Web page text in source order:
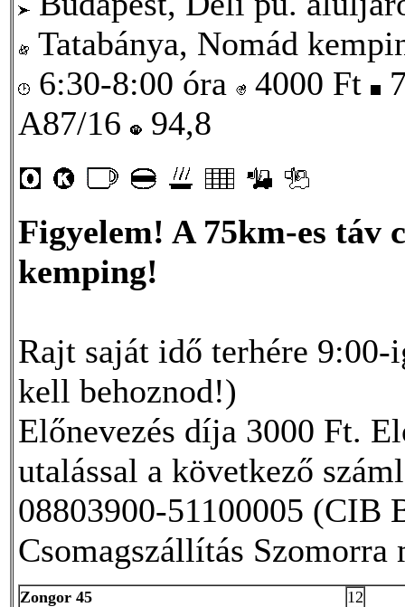
Tatabánya, Nomád
6:30-8:00 óra
4000 Ft
A87/16
94,8
Figyelem! A 75km-es táv
kemping!
Rajt saját idő terhére
kell behoznod!)
Előnevezés díja 3000 Ft.
utalással a következő
08803900-51100005 (CIB
Csomagszállítás Szomorra
Zongor 45 12